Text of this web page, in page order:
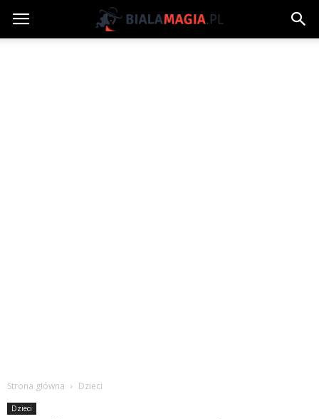
Strona główna Dzieci
Dzieci